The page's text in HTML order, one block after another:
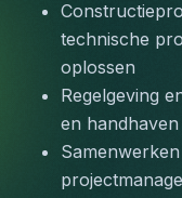
technische
oplossen
Regelgeving
en handhaven